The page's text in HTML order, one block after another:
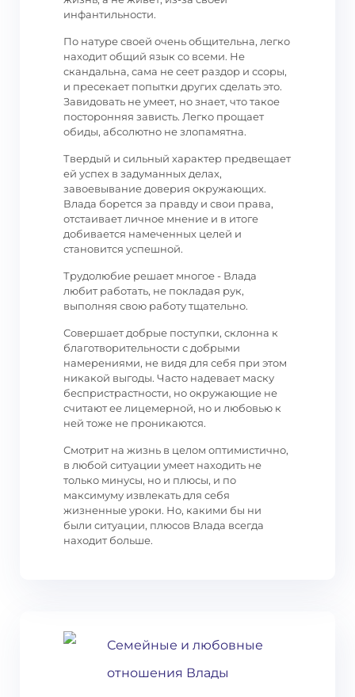
инфантильности.
По натуре своей очень общительна, легко
находит общий язык со всеми. Не
скандальна, сама не сеет раздор и ссоры,
и пресекает попытки других сделать это.
Завидовать не умеет, но знает, что такое
посторонняя зависть. Легко прощает
обиды, абсолютно не злопамятна.
Твердый и сильный характер предвещает
ей успех в задуманных делах,
завоевывание доверия окружающих.
Влада борется за правду и свои права,
отстаивает личное мнение и в итоге
добивается намеченных целей и
становится успешной.
Трудолюбие решает многое - Влада
любит работать, не покладая рук,
выполняя свою работу тщательно.
Совершает добрые поступки, склонна к
благотворительности с добрыми
намерениями, не видя для себя при этом
никакой выгоды. Часто надевает маску
беспристрастности, но окружающие не
считают ее лицемерной, но и любовью к
ней тоже не проникаются.
Смотрит на жизнь в целом оптимистично,
в любой ситуации умеет находить не
только минусы, но и плюсы, и по
максимуму извлекать для себя
жизненные уроки. Но, какими бы ни
были ситуации, плюсов Влада всегда
находит больше.
Семейные и любовные
отношения Влады